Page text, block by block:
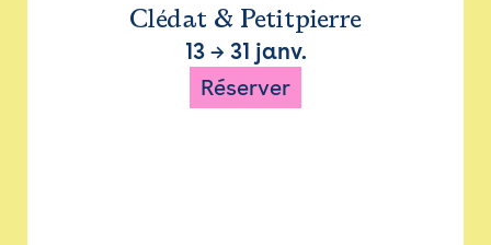
Clédat & Petitpierre
13→ 31 janv.
Réserver